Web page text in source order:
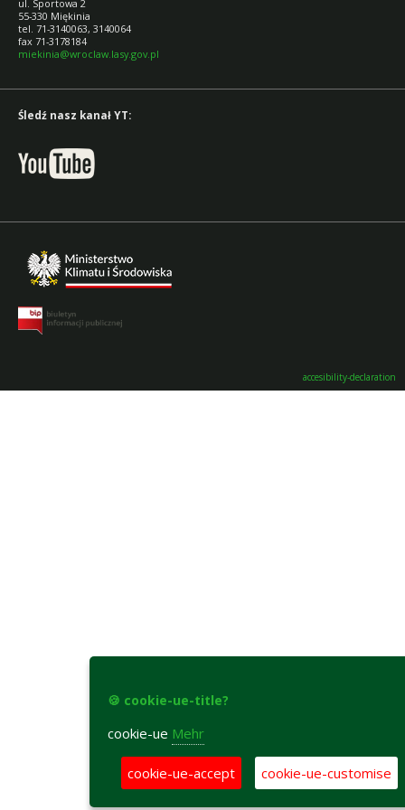
ul. Sportowa 2
55-330 Miękinia
tel. 71-3140063, 3140064
fax 71-3178184
miekinia@wroclaw.lasy.gov.pl
Śledź nasz kanał YT:
accesibility-declaration
🍪 cookie-ue-title?
cookie-ue Mehr
cookie-ue-accept cookie-ue-customise